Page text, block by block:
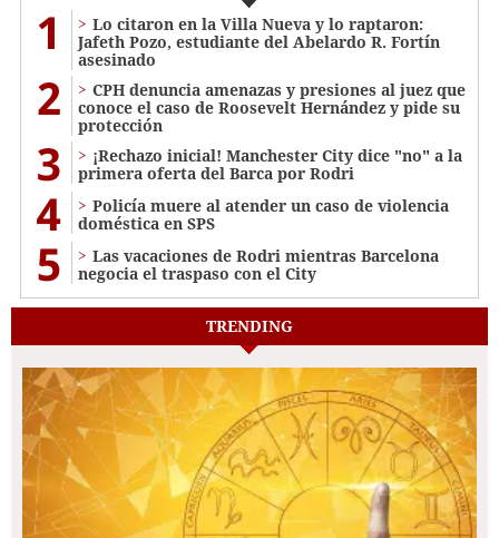
1
Lo citaron en la Villa Nueva y lo raptaron:
Jafeth Pozo, estudiante del Abelardo R. Fortín
asesinado
2
CPH denuncia amenazas y presiones al juez que
conoce el caso de Roosevelt Hernández y pide su
protección
3
¡Rechazo inicial! Manchester City dice "no" a la
primera oferta del Barca por Rodri
4
Policía muere al atender un caso de violencia
doméstica en SPS
5
Las vacaciones de Rodri mientras Barcelona
negocia el traspaso con el City
TRENDING